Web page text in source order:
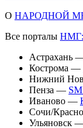
О НАРОДНОЙ
Все порталы НМГ:
Астрахань
Кострома —
Нижний
Пенза —
Иваново —
Сочи/
Ульяновск